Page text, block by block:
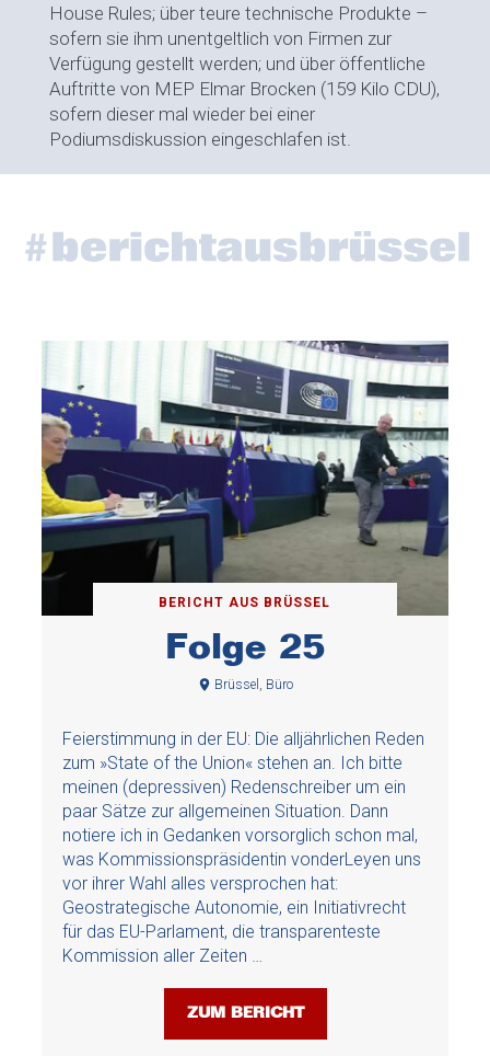
House Rules; über teure technische Produkte –
sofern sie ihm unentgeltlich von Firmen zur
Verfügung gestellt werden; und über öffentliche
Auftritte von MEP Elmar Brocken (159 Kilo CDU),
sofern dieser mal wieder bei einer
Podiumsdiskussion eingeschlafen ist.
BERICHT AUS BRÜSSEL
Folge 25
Brüssel, Büro
Feierstimmung in der EU: Die alljährlichen Reden
zum »State of the Union« stehen an. Ich bitte
meinen (depressiven) Redenschreiber um ein
paar Sätze zur allgemeinen Situation. Dann
notiere ich in Gedanken vorsorglich schon mal,
was Kommissionspräsidentin vonderLeyen uns
vor ihrer Wahl alles versprochen hat:
Geostrategische Autonomie, ein Initiativrecht
für das EU-Parlament, die transparenteste
Kommission aller Zeiten …
ZUM BERICHT